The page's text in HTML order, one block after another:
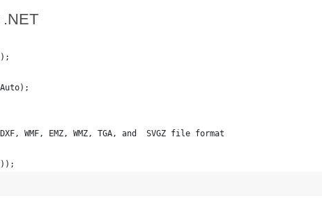
.NET
WMF, EMZ, WMZ, TGA, and  SVGZ file format